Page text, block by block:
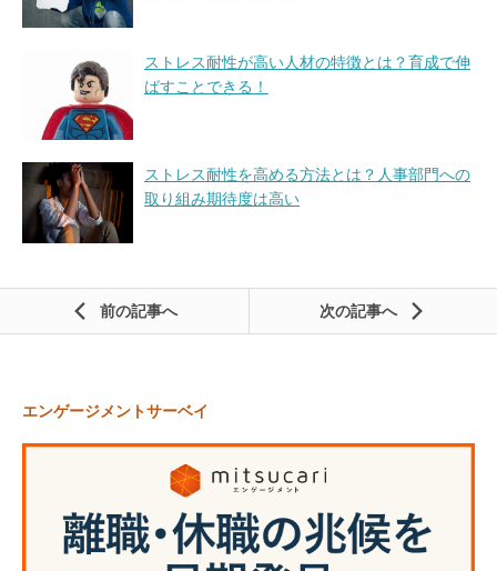
ストレス耐性が高い人材の特徴とは？育成で伸
ばすことできる！
ストレス耐性を高める方法とは？人事部門への
取り組み期待度は高い
前の記事 次の記事
エンゲージメントサーベイ